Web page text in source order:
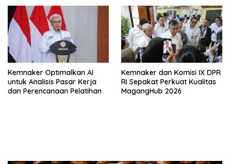
Kemnaker Optimalkan AI
untuk Analisis Pasar Kerja
dan Perencanaan Pelatihan
Kemnaker dan Komisi IX DPR
RI Sepakat Perkuat Kualitas
MagangHub 2026